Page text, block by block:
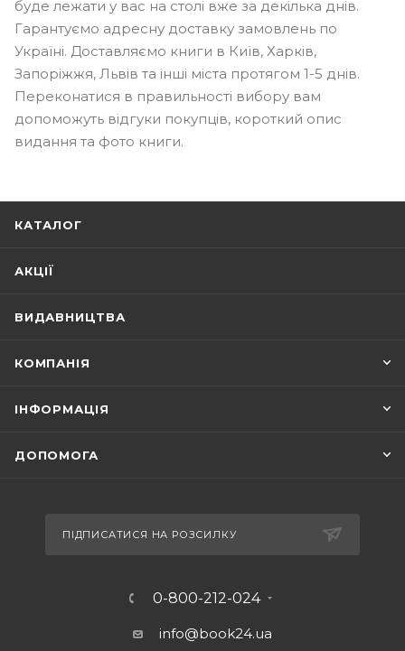
буде лежати у вас на столі вже за декілька днів.
Гарантуємо адресну доставку замовлень по
Україні. Доставляємо книги в Київ, Харків,
Запоріжжя, Львів та інші міста протягом 1-5 днів.
Переконатися в правильності вибору вам
допоможуть відгуки покупців, короткий опис
видання та фото книги.
КАТАЛОГ
АКЦІЇ
ВИДАВНИЦТВА
КОМПАНІЯ
ІНФОРМАЦІЯ
ДОПОМОГА
ПІДПИСАТИСЯ НА РОЗСИЛКУ
0-800-212-024
info@book24.ua